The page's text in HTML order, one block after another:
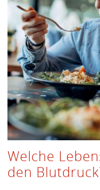
Welche
den